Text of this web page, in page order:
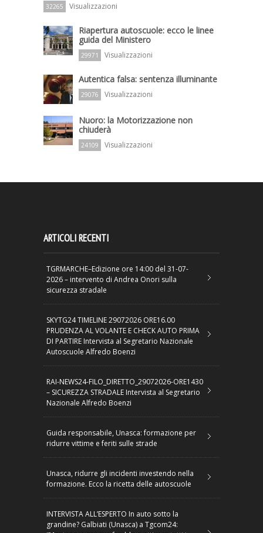
32265 Visualizzazioni
Riapertura autoscuole: ecco le linee
guida del Ministero
29971 Visualizzazioni
Autentica falsa: sentenza illuminante
29076 Visualizzazioni
Nuoro: la Motorizzazione non
chiuderà
24109 Visualizzazioni
ARTICOLI RECENTI
TGRMARCHE–Edizione ore 14:00 del 31-07-
2026 – intervento di Andrea Onori sulla
sicurezza stradale
SKYTG24 TIMELINE 29072026 ORE16.00
PRUDENZA AL VOLANTE E CHECK AUTO PRIMA
DI PARTIRE Intervista al Segretario Nazionale
Autoscuole Alfredo Boenzi
RAI-NEWS24-FILO_DIRETTO_29072026-ORE1430
– SICUREZZA STRADALE Intervista al Segretario
Nazionale Alfredo Boenzi
Guida responsabile, Unasca: formazione per
ridurre vittime e feriti sulle strade
Unasca, ridurre gli incidenti investendo nella
formazione. Ecco la ricetta delle autoscuole
INTERVISTA ALL’ESPERTO In auto sotto la
grandine? Galbiati (Unasca) a Tgcom24: